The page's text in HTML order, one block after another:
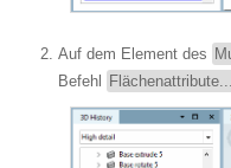
Auf dem Element des
Befehl